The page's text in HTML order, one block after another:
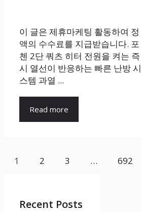
이 글은 제휴마케팅 활동하여 정
액의 수수료를 지급받습니다. 포
첸 2단 쿼츠 히터 전원을 켜는 즉
시 열선이 반응하는 빠른 난방 시
스템 과열 ...
Read more
1 2 3 … 692
Recent Posts